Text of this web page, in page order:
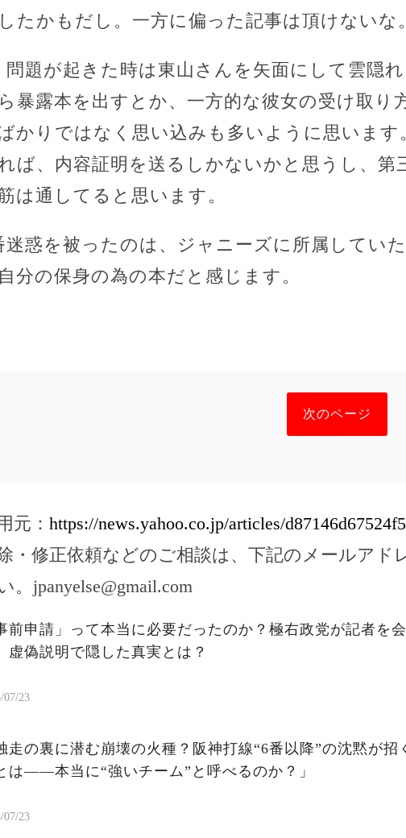
たかもだし。一方に偏った記事は頂けないな。
問題が起きた時は東山さんを矢面にして雲隠
暴露本を出すとか、一方的な彼女の受け取り
かりではなく思い込みも多いように思いま
ば、内容証明を送るしかないかと思うし、
は通してると思います。
迷惑を被ったのは、ジャニーズに所属してい
分の保身の為の本だと感じます。
次のページ
元： https://news.yahoo.co.jp/articles/
・修正依頼などのご相談は、下記のメールア
。 jpanyelse@gmail.com
前申請」って本当に必要だったのか？極右政党が記者を
虚偽説明で隠した真実とは？
07/23
走の裏に潜む崩壊の火種？阪神打線“6番以降”の沈黙が招
は——本当に“強いチーム”と呼べるのか？」
07/23